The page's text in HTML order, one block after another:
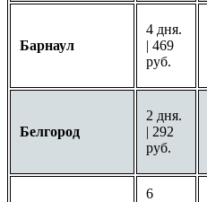
Барнаул
4 дня.
| 469
руб.
Белгород
2 дня.
| 292
руб.
6